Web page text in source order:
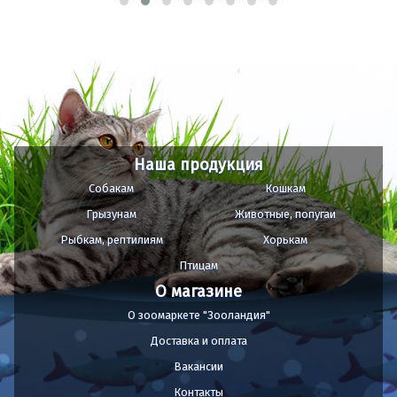
Наша продукция
Собакам
Кошкам
Грызунам
Животные, попугаи
Рыбкам, рептилиям
Хорькам
Птицам
О магазине
О зоомаркете "Зооландия"
Доставка и оплата
Вакансии
Контакты